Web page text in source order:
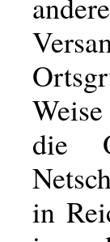
die
in